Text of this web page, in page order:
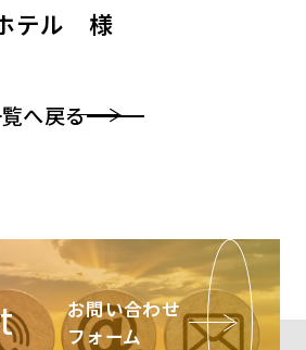
テル 様
へ戻る
お問い合わせ
フォーム